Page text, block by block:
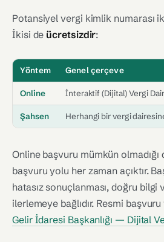
Potansiyel vergi kimlik numarası
İkisi de ücretsizdir:
Yöntem Genel çerçeve
Online İnteraktif (Dijital) Vergi
Şahsen Herhangi bir vergi
Online başvuru mümkün
başvuru yolu her zaman açıktır.
hatasız sonuçlanması, doğru bilgi
ilerlemeye bağlıdır. Resmi
Gelir İdaresi Başkanlığı — Dijital